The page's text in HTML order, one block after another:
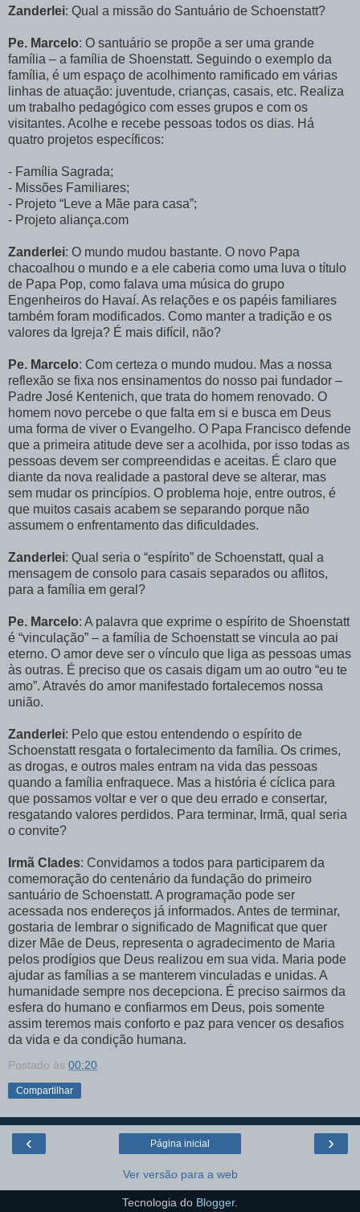
Zanderlei: Qual a missão do Santuário de Schoenstatt?
Pe. Marcelo: O santuário se propõe a ser uma grande
família – a família de Shoenstatt. Seguindo o exemplo da
família, é um espaço de acolhimento ramificado em várias
linhas de atuação: juventude, crianças, casais, etc. Realiza
um trabalho pedagógico com esses grupos e com os
visitantes. Acolhe e recebe pessoas todos os dias. Há
quatro projetos específicos:
- Família Sagrada;
- Missões Familiares;
- Projeto “Leve a Mãe para casa”;
- Projeto aliança.com
Zanderlei: O mundo mudou bastante. O novo Papa
chacoalhou o mundo e a ele caberia como uma luva o título
de Papa Pop, como falava uma música do grupo
Engenheiros do Havaí. As relações e os papéis familiares
também foram modificados. Como manter a tradição e os
valores da Igreja? É mais difícil, não?
Pe. Marcelo: Com certeza o mundo mudou. Mas a nossa
reflexão se fixa nos ensinamentos do nosso pai fundador –
Padre José Kentenich, que trata do homem renovado. O
homem novo percebe o que falta em si e busca em Deus
uma forma de viver o Evangelho. O Papa Francisco defende
que a primeira atitude deve ser a acolhida, por isso todas as
pessoas devem ser compreendidas e aceitas. É claro que
diante da nova realidade a pastoral deve se alterar, mas
sem mudar os princípios. O problema hoje, entre outros, é
que muitos casais acabem se separando porque não
assumem o enfrentamento das dificuldades.
Zanderlei: Qual seria o “espírito” de Schoenstatt, qual a
mensagem de consolo para casais separados ou aflitos,
para a família em geral?
Pe. Marcelo: A palavra que exprime o espírito de Shoenstatt
é “vinculação” – a família de Schoenstatt se vincula ao pai
eterno. O amor deve ser o vínculo que liga as pessoas umas
às outras. É preciso que os casais digam um ao outro “eu te
amo”. Através do amor manifestado fortalecemos nossa
união.
Zanderlei: Pelo que estou entendendo o espírito de
Schoenstatt resgata o fortalecimento da família. Os crimes,
as drogas, e outros males entram na vida das pessoas
quando a família enfraquece. Mas a história é cíclica para
que possamos voltar e ver o que deu errado e consertar,
resgatando valores perdidos. Para terminar, Irmã, qual seria
o convite?
Irmã Clades: Convidamos a todos para participarem da
comemoração do centenário da fundação do primeiro
santuário de Schoenstatt. A programação pode ser
acessada nos endereços já informados. Antes de terminar,
gostaria de lembrar o significado de Magnificat que quer
dizer Mãe de Deus, representa o agradecimento de Maria
pelos prodígios que Deus realizou em sua vida. Maria pode
ajudar as famílias a se manterem vinculadas e unidas. A
humanidade sempre nos decepciona. É preciso sairmos da
esfera do humano e confiarmos em Deus, pois somente
assim teremos mais conforto e paz para vencer os desafios
da vida e da condição humana.
Postado às 00:20
Compartilhar
‹ ›
Página inicial
Ver versão para a web
Tecnologia do Blogger.